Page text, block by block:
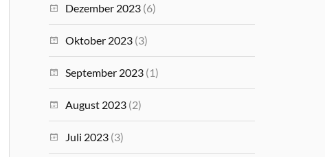
Dezember 2023 (6)
Oktober 2023 (3)
September 2023 (1)
August 2023 (2)
Juli 2023 (3)